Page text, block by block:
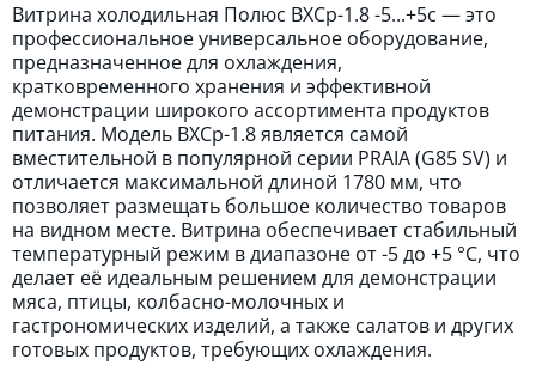
Витрина холодильная Полюс ВХСр-1.8 -5...+5с — это
профессиональное универсальное оборудование,
предназначенное для охлаждения,
кратковременного хранения и эффективной
демонстрации широкого ассортимента продуктов
питания. Модель ВХСр-1.8 является самой
вместительной в популярной серии PRAIA (G85 SV) и
отличается максимальной длиной 1780 мм, что
позволяет размещать большое количество товаров
на видном месте. Витрина обеспечивает стабильный
температурный режим в диапазоне от -5 до +5 °C, что
делает её идеальным решением для демонстрации
мяса, птицы, колбасно-молочных и
гастрономических изделий, а также салатов и других
готовых продуктов, требующих охлаждения.